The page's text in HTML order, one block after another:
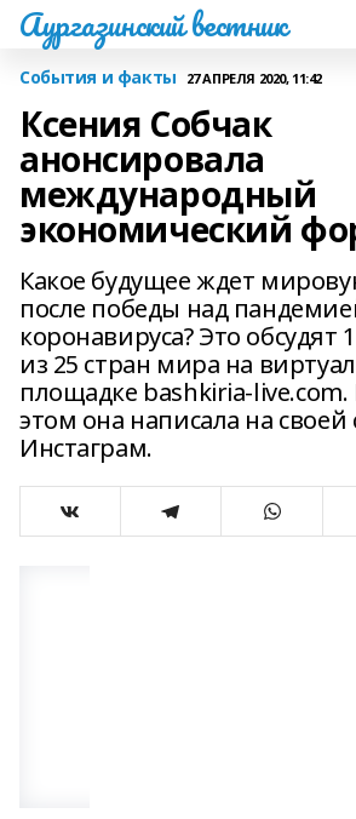
Аургазинский вестник
События и факты 27 АПРЕЛЯ 2020, 11:42
Ксения Собчак
анонсировала
международный
экономический
Какое будущее ждет
после победы над
коронавируса? Это обсудят
из 25 стран мира на
площадке bashkiria-
этом она написала на своей
Инстаграм.